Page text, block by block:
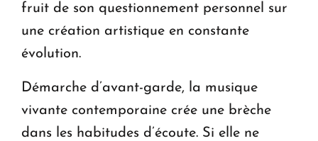
fruit de son questionnement personnel sur
une création artistique en constante
évolution.
Démarche d’avant-garde, la musique
vivante contemporaine crée une brèche
dans les habitudes d’écoute. Si elle ne